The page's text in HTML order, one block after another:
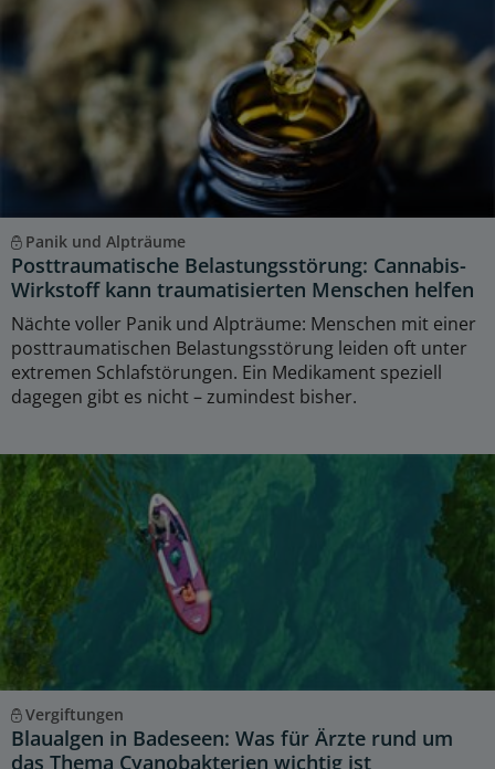
Panik und Alpträume
Posttraumatische Belastungsstörung: Cannabis-
Wirkstoff kann traumatisierten Menschen helfen
Nächte voller Panik und Alpträume: Menschen mit einer
posttraumatischen Belastungsstörung leiden oft unter
extremen Schlafstörungen. Ein Medikament speziell
dagegen gibt es nicht – zumindest bisher.
Vergiftungen
Blaualgen in Badeseen: Was für Ärzte rund um
das Thema Cyanobakterien wichtig ist